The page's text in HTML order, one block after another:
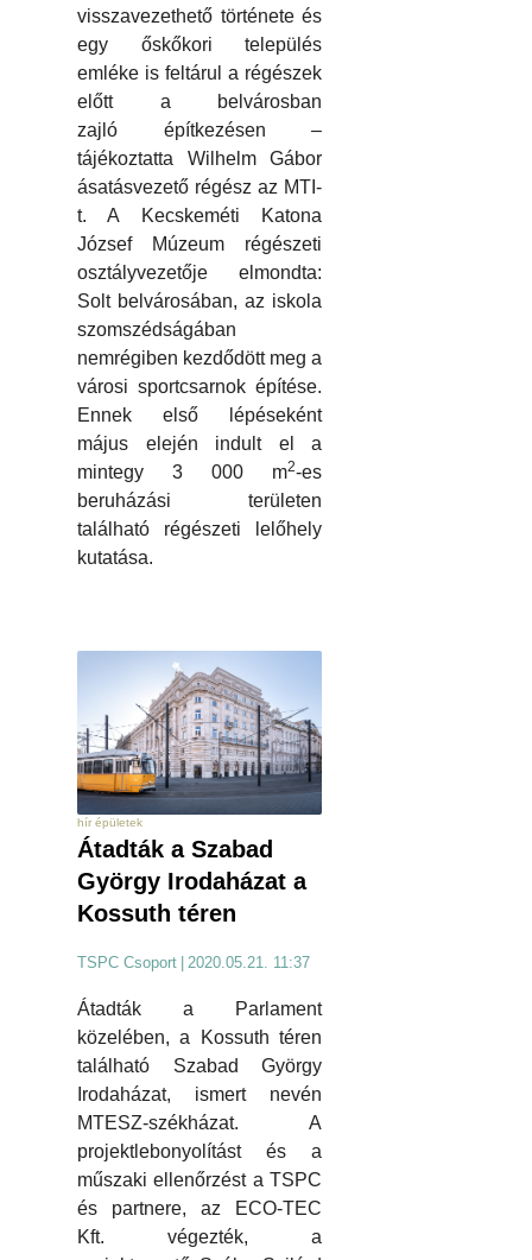
visszavezethető története és
egy őskőkori település
emléke is feltárul a régészek
előtt a belvárosban
zajló építkezésen –
tájékoztatta Wilhelm Gábor
ásatásvezető régész az MTI-
t. A Kecskeméti Katona
József Múzeum régészeti
osztályvezetője elmondta:
Solt belvárosában, az iskola
szomszédságában
nemrégiben kezdődött meg a
városi sportcsarnok építése.
Ennek első lépéseként
május elején indult el a
mintegy 3 000 m2-es
beruházási területen
található régészeti lelőhely
kutatása.
hír épületek
Átadták a Szabad
György Irodaházat a
Kossuth téren
TSPC Csoport 2020.05.21. 11:37
Átadták a Parlament
közelében, a Kossuth téren
található Szabad György
Irodaházat, ismert nevén
MTESZ-székházat. A
projektlebonyolítást és a
műszaki ellenőrzést a TSPC
és partnere, az ECO-TEC
Kft. végezték, a